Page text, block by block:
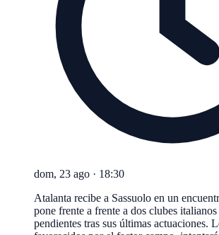
dom, 23 ago · 18:30
Atalanta recibe a Sassuolo en un
pone frente a frente a dos clubes
pendientes tras sus últimas actuaciones.